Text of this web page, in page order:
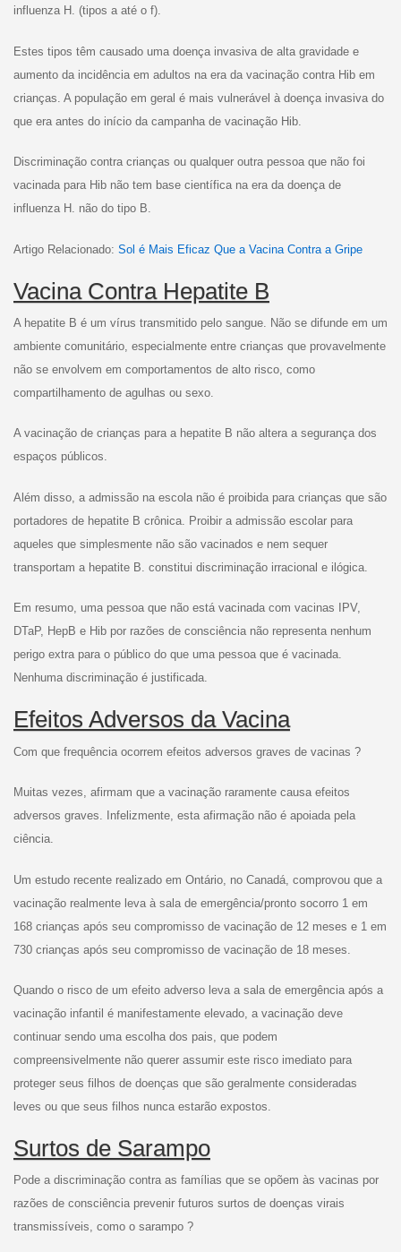
influenza H. (tipos a até o f).
Estes tipos têm causado uma doença invasiva de alta gravidade e
aumento da incidência em adultos na era da vacinação contra Hib em
crianças. A população em geral é mais vulnerável à doença invasiva do
que era antes do início da campanha de vacinação Hib.
Discriminação contra crianças ou qualquer outra pessoa que não foi
vacinada para Hib não tem base científica na era da doença de
influenza H. não do tipo B.
Artigo Relacionado: Sol é Mais Eficaz Que a Vacina Contra a Gripe
Vacina Contra Hepatite B
A hepatite B é um vírus transmitido pelo sangue. Não se difunde em um
ambiente comunitário, especialmente entre crianças que provavelmente
não se envolvem em comportamentos de alto risco, como
compartilhamento de agulhas ou sexo.
A vacinação de crianças para a hepatite B não altera a segurança dos
espaços públicos.
Além disso, a admissão na escola não é proibida para crianças que são
portadores de hepatite B crônica. Proibir a admissão escolar para
aqueles que simplesmente não são vacinados e nem sequer
transportam a hepatite B. constitui discriminação irracional e ilógica.
Em resumo, uma pessoa que não está vacinada com vacinas IPV,
DTaP, HepB e Hib por razões de consciência não representa nenhum
perigo extra para o público do que uma pessoa que é vacinada.
Nenhuma discriminação é justificada.
Efeitos Adversos da Vacina
Com que frequência ocorrem efeitos adversos graves de vacinas ?
Muitas vezes, afirmam que a vacinação raramente causa efeitos
adversos graves. Infelizmente, esta afirmação não é apoiada pela
ciência.
Um estudo recente realizado em Ontário, no Canadá, comprovou que a
vacinação realmente leva à sala de emergência/pronto socorro 1 em
168 crianças após seu compromisso de vacinação de 12 meses e 1 em
730 crianças após seu compromisso de vacinação de 18 meses.
Quando o risco de um efeito adverso leva a sala de emergência após a
vacinação infantil é manifestamente elevado, a vacinação deve
continuar sendo uma escolha dos pais, que podem
compreensivelmente não querer assumir este risco imediato para
proteger seus filhos de doenças que são geralmente consideradas
leves ou que seus filhos nunca estarão expostos.
Surtos de Sarampo
Pode a discriminação contra as famílias que se opõem às vacinas por
razões de consciência prevenir futuros surtos de doenças virais
transmissíveis, como o sarampo ?